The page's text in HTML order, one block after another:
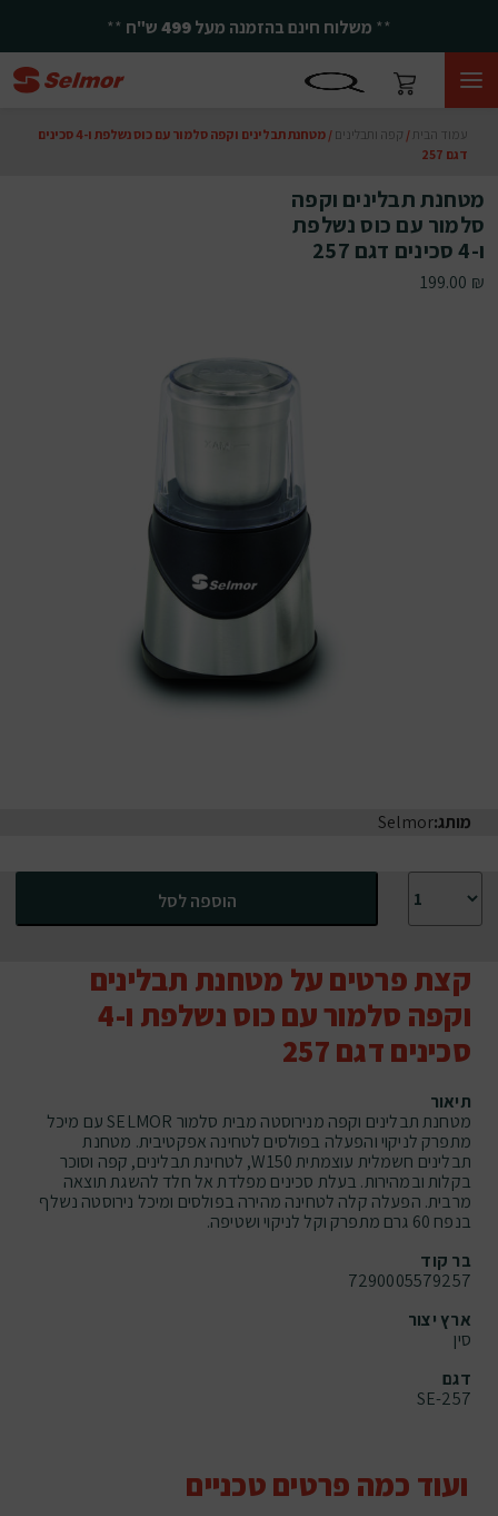
** משלוח חינם בהזמנה מעל499ש"ח **
עמוד הבית / קפה ותבלינים
/ מטחנת תבלינים וקפה סלמור עם כוס נשלפת ו-4 סכינים
דגם 257
מותג:Selmor
הוספה לסל
קצת פרטים על מטחנת תבלינים
וקפה סלמור עם כוס נשלפת ו-4
סכינים דגם 257
תיאור
מטחנת תבלינים וקפה מנירוסטה מבית סלמור SELMOR עם מיכל
מתפרק לניקוי והפעלה בפולסים לטחינה אפקטיבית. מטחנת
תבלינים חשמלית עוצמתית W150, לטחינת תבלינים, קפה וסוכר
בקלות ובמהירות. בעלת סכינים מפלדת אל חלד להשגת תוצאה
מרבית. הפעלה קלה לטחינה מהירה בפולסים ומיכל נירוסטה נשלף
בנפח 60 גרם מתפרק וקל לניקוי ושטיפה.
בר קוד
7290005579257
ארץ יצור
סין
דגם
SE-257
מטחנת תבלינים וקפה
סלמור עם כוס נשלפת
ו-4 סכינים דגם 257
199.00 ₪
ועוד כמה פרטים טכניים